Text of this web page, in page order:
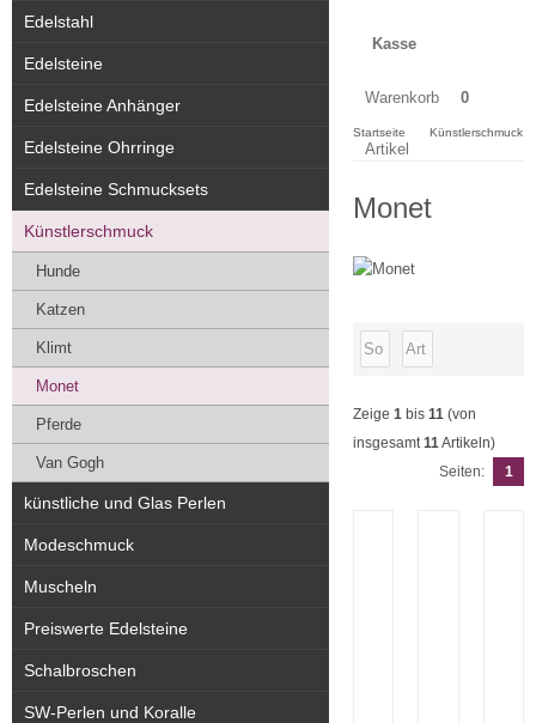
Kasse
Warenkorb 0
Artikel
Startseite Künstlerschmuck
Monet
Zeige 1 bis 11 (von
insgesamt11Artikeln)
Seiten:
1
Edelstahl
Edelsteine
Edelsteine Anhänger
Edelsteine Ohrringe
Edelsteine Schmucksets
Künstlerschmuck
Hunde
Katzen
Klimt
Monet
Pferde
Van Gogh
künstliche und Glas Perlen
Modeschmuck
Muscheln
Preiswerte Edelsteine
Schalbroschen
SW-Perlen und Koralle